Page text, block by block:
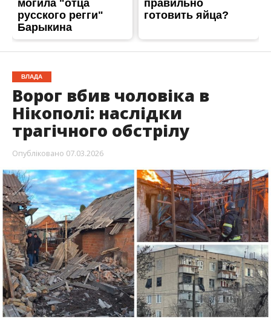
ВЛАДА
Ворог вбив чоловіка в
Нікополі: наслідки
трагічного обстрілу
Опубліковано 07.03.2026